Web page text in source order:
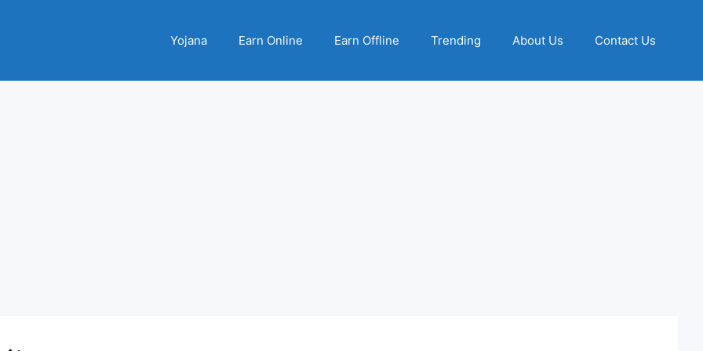
Yojana Earn Online Earn Offline Trending About Us Contact Us